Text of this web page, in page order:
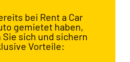
bei Rent a Car
gemietet haben,
sich und sichern
Vorteile: